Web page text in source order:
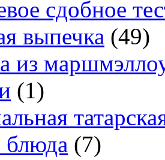
сдобное
выпечка (49)
из
(1)
(7)